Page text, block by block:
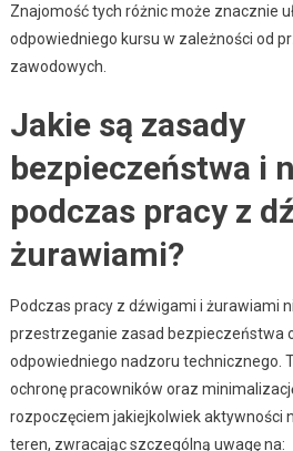
Znajomość tych różnic może znacznie
odpowiedniego kursu w zależności od
zawodowych.
Jakie są zasady
bezpieczeństwa i
podczas pracy z
żurawiami?
Podczas pracy z dźwigami i żurawiami
przestrzeganie zasad bezpieczeństwa
odpowiedniego nadzoru technicznego.
ochronę pracowników oraz
rozpoczęciem jakiejkolwiek aktywności
teren, zwracając szczególną uwagę na: